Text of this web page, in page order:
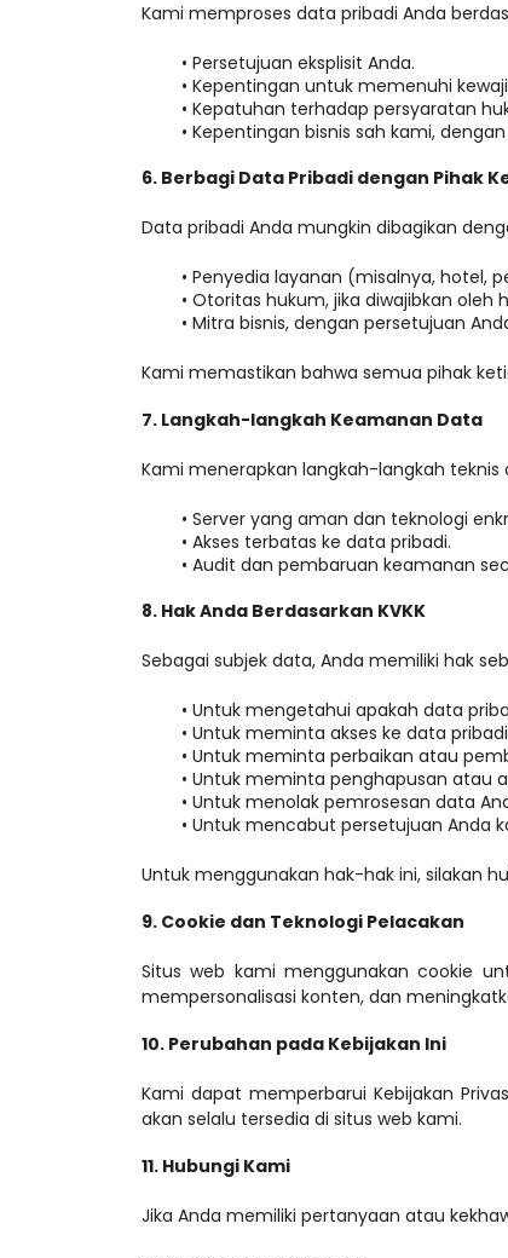
Kami memproses data pribadi Anda
Persetujuan eksplisit Anda.
Kepentingan untuk memenuhi
Kepatuhan terhadap persyaratan
Kepentingan bisnis sah kami,
6. Berbagi Data Pribadi dengan Pihak
Data pribadi Anda mungkin dibagikan
Penyedia layanan (misalnya, hotel,
Otoritas hukum, jika diwajibkan oleh
Mitra bisnis, dengan persetujuan
Kami memastikan bahwa semua pihak
7. Langkah-langkah Keamanan Data
Kami menerapkan langkah-langkah
Server yang aman dan teknologi
Akses terbatas ke data pribadi.
Audit dan pembaruan keamanan
8. Hak Anda Berdasarkan KVKK
Sebagai subjek data, Anda memiliki hak
Untuk mengetahui apakah data
Untuk meminta akses ke data
Untuk meminta perbaikan atau
Untuk meminta penghapusan atau
Untuk menolak pemrosesan data
Untuk mencabut persetujuan Anda
Untuk menggunakan hak-hak ini, silakan
9. Cookie dan Teknologi Pelacakan
Situs web kami menggunakan cookie
mempersonalisasi konten, dan
10. Perubahan pada Kebijakan Ini
Kami dapat memperbarui Kebijakan
akan selalu tersedia di situs web kami.
11. Hubungi Kami
Jika Anda memiliki pertanyaan atau